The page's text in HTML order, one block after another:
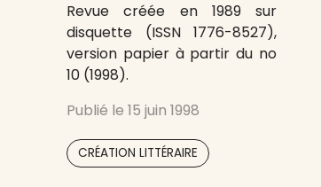
Revue créée en 1989 sur
disquette (ISSN 1776-8527),
version papier à partir du no
10 (1998).
Publié le 15 juin 1998
CRÉATION LITTÉRAIRE